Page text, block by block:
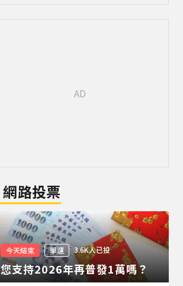
網路投票
今天結束 單選 3.6K人已投
您支持2026年再普發1萬嗎？